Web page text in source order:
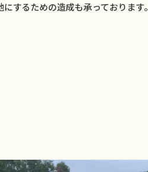
するための造成も承っております。